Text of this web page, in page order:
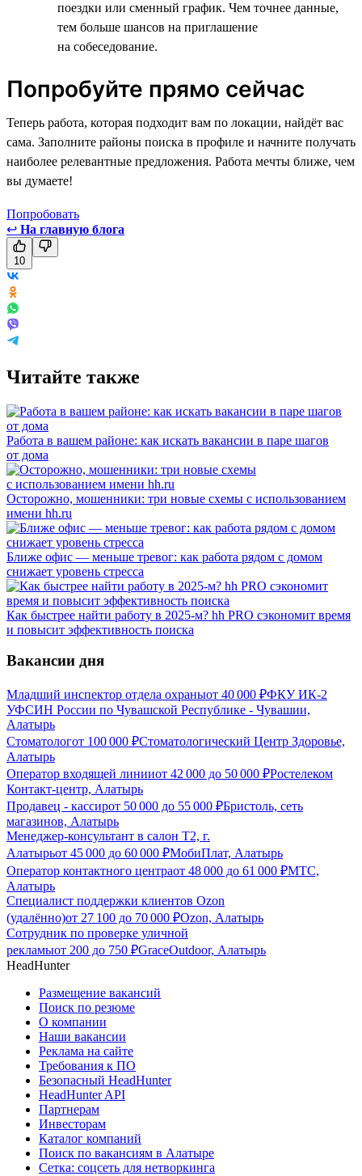
поездки или сменный график. Чем точнее данные,
тем больше шансов на приглашение
на собеседование.
Попробуйте прямо сейчас
Теперь работа, которая подходит вам по локации, найдёт вас
сама. Заполните районы поиска в профиле и начните получать
наиболее релевантные предложения. Работа мечты ближе, чем
вы думаете!
Попробовать
↩ На главную блога
10
Читайте также
Работа в вашем районе: как искать вакансии в паре шагов
от дома
Осторожно, мошенники: три новые схемы с использованием
имени hh.ru
Ближе офис — меньше тревог: как работа рядом с домом
снижает уровень стресса
Как быстрее найти работу в 2025-м? hh PRO сэкономит время
и повысит эффективность поиска
Вакансии дня
Младший инспектор отдела охраныот 40 000 ₽ФКУ ИК-2
УФСИН России по Чувашской Республике - Чувашии,
Алатырь
Стоматологот 100 000 ₽Стоматологический Центр Здоровье,
Алатырь
Оператор входящей линииот 42 000 до 50 000 ₽Ростелеком
Контакт-центр, Алатырь
Продавец - кассирот 50 000 до 55 000 ₽Бристоль, сеть
магазинов, Алатырь
Менеджер-консультант в салон Т2, г.
Алатырьот 45 000 до 60 000 ₽МобиПлат, Алатырь
Оператор контактного центраот 48 000 до 61 000 ₽МТС,
Алатырь
Специалист поддержки клиентов Ozon
(удалённо)от 27 100 до 70 000 ₽Ozon, Алатырь
Сотрудник по проверке уличной
рекламыот 200 до 750 ₽GraceOutdoor, Алатырь
HeadHunter
Размещение вакансий
Поиск по резюме
О компании
Наши вакансии
Реклама на сайте
Требования к ПО
Безопасный HeadHunter
HeadHunter API
Партнерам
Инвесторам
Каталог компаний
Поиск по вакансиям в Алатыре
Сетка: соцсеть для нетворкинга